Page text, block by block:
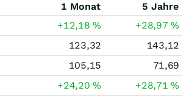
1 Monat
5 Jahre
+12,18% +28,97%
123,32
143,12
105,15
71,69
+24,20% +28,71%